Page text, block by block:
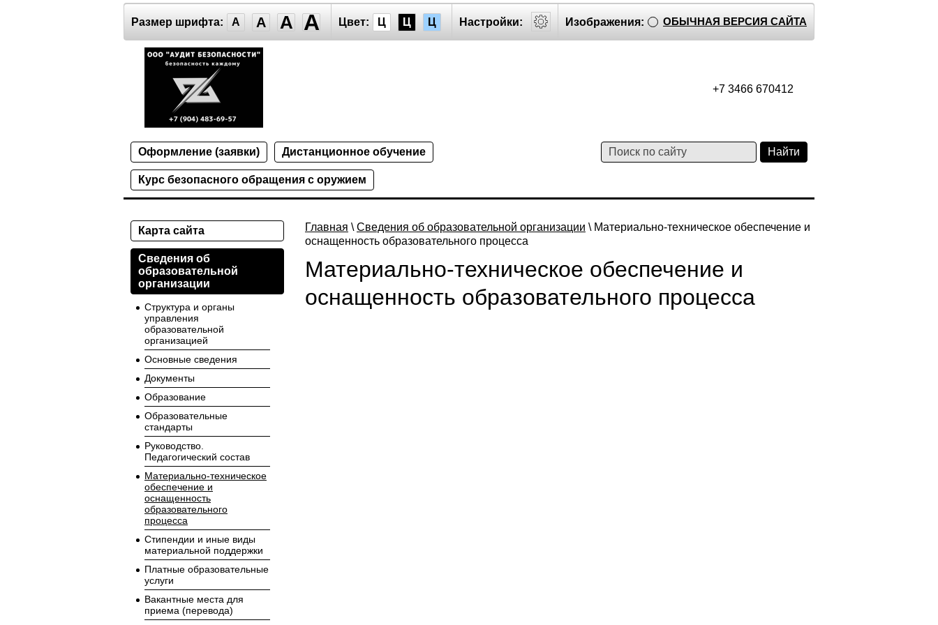
Размер шрифта: A A A A Цвет: Ц Ц Ц Настройки: Изображения: ОБЫЧНАЯ ВЕРСИЯ САЙТА
+7 3466 670412
Оформление (заявки) Дистанционное обучение
Курс безопасного обращения с оружием
Главная \ Сведения об образовательной организации \ Материально-техническое обеспечение и
оснащенность образовательного процесса
Материально-техническое обеспечение и
оснащенность образовательного процесса
Карта сайта
Сведения об
образовательной
организации
Структура и органы
управления
образовательной
организацией
Основные сведения
Документы
Образование
Образовательные
стандарты
Руководство.
Педагогический состав
Материально-техническое
обеспечение и
оснащенность
образовательного
процесса
Стипендии и иные виды
материальной поддержки
Платные образовательные
услуги
Вакантные места для
приема (перевода)